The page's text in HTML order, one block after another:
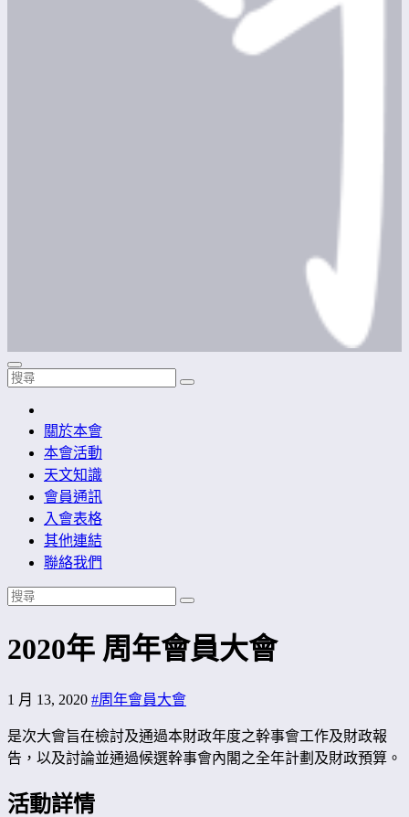
香港中文大學天文學會
香港中文大學天文學會為一學術組織，本會旨在向大眾推廣天
研究，並以天文學研習激發同學的互助與學習精神。
關於本會
本會活動
天文知識
會員通訊
入會表格
其他連結
聯絡我們
2020年 周年會員大會
1 月 13, 2020 #周年會員大會
是次大會旨在檢討及通過本財政年度之幹事會工作及財政報
告，以及討論並通過候選幹事會內閣之全年計劃及財政預算。
活動詳情